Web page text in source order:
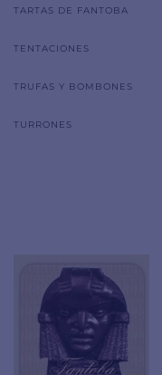
TARTAS DE FANTOBA
TENTACIONES
TRUFAS Y BOMBONES
TURRONES